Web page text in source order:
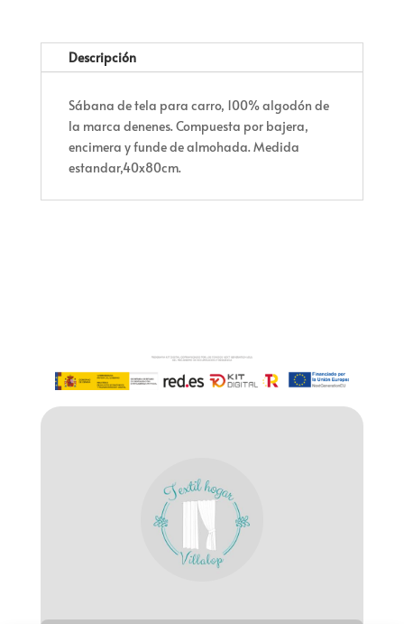
Descripción
Sábana de tela para carro, 100% algodón de
la marca denenes. Compuesta por bajera,
encimera y funde de almohada. Medida
estandar,40x80cm.